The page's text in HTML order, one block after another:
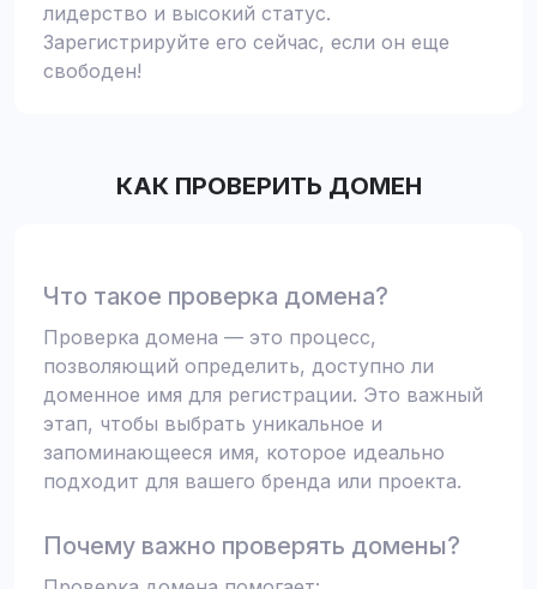
лидерство и высокий статус.
Зарегистрируйте его сейчас, если он еще
свободен!
КАК ПРОВЕРИТЬ ДОМЕН
Что такое проверка домена?
Проверка домена — это процесс,
позволяющий определить, доступно ли
доменное имя для регистрации. Это важный
этап, чтобы выбрать уникальное и
запоминающееся имя, которое идеально
подходит для вашего бренда или проекта.
Почему важно проверять домены?